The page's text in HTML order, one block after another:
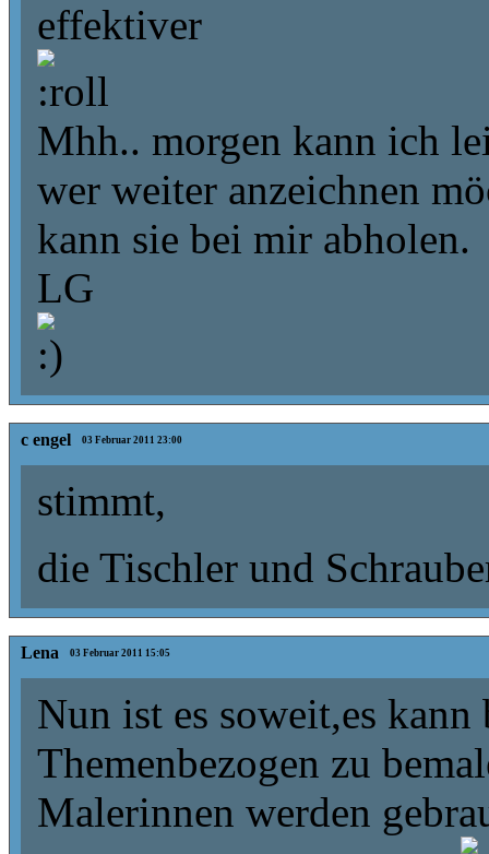
effektiver
Mhh.. morgen kann ich
wer weiter anzeichnen
kann sie bei mir abholen.
LG
c engel 03 Februar 2011 23:00
stimmt,
die Tischler und
Lena 03 Februar 2011 15:05
Nun ist es soweit,es kann
Themenbezogen zu
Malerinnen werden